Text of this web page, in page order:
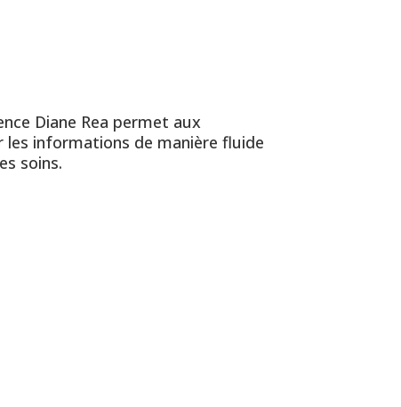
Diane Rea permet aux
les informations de manière fluide
soins.